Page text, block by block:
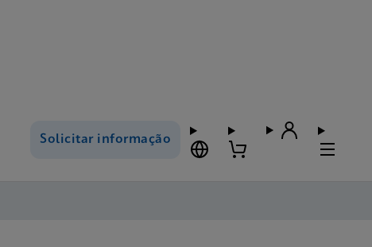
Solicitar informação